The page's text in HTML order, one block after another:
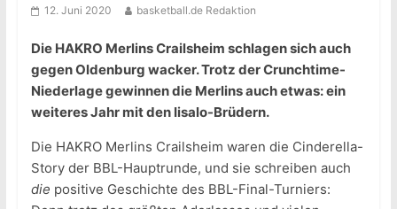
12. Juni 2020 basketball.de Redaktion
Die HAKRO Merlins Crailsheim schlagen sich auch
gegen Oldenburg wacker. Trotz der Crunchtime-
Niederlage gewinnen die Merlins auch etwas: ein
weiteres Jahr mit den Iisalo-Brüdern.
Die HAKRO Merlins Crailsheim waren die Cinderella-
Story der BBL-Hauptrunde, und sie schreiben auch
die positive Geschichte des BBL-Final-Turniers: